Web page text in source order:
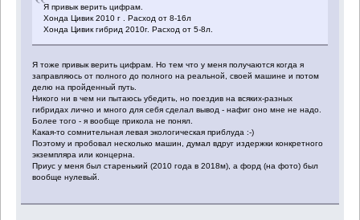
Я привык верить цифрам.
Хонда Цивик 2010 г . Расход от 8-16л
Хонда Цивик гибрид 2010г. Расход от 5-8л.
Я тоже привык верить цифрам. Но тем что у меня получаются когда я
заправляюсь от полного до полного на реальной, своей машине и потом
делю на пройденный путь.
Никого ни в чем ни пытаюсь убедить, но поездив на всяких-разных
гибридах лично и много для себя сделал вывод - нафиг оно мне не надо.
Более того - я вообще прикола не понял.
Какая-то сомнительная левая экологическая приблуда :-)
Поэтому и пробовал несколько машин, думал вдруг издержки конкретного
экземпляра или концерна.
Приус у меня был старенький (2010 года в 2018м), а форд (на фото) был
вообще нулевый.